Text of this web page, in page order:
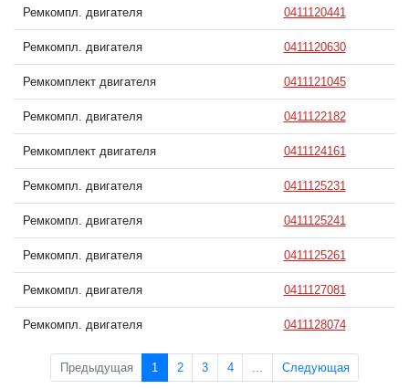
Ремкомпл. двигателя 0411120441
Ремкомпл. двигателя 0411120630
Ремкомплект двигателя 0411121045
Ремкомпл. двигателя 0411122182
Ремкомплект двигателя 0411124161
Ремкомпл. двигателя 0411125231
Ремкомпл. двигателя 0411125241
Ремкомпл. двигателя 0411125261
Ремкомпл. двигателя 0411127081
Ремкомпл. двигателя 0411128074
Предыдущая 1 2 3 4 Следующая